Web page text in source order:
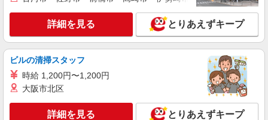
コンパスグループ・ジャパン株式会社 21817_p
調理師【アルバイト・パート】
時給1,600円以上 試用期間中 時給1,600円以上
(試用期間2ヶ月) 残業が発生した場合、残業代を1
分単位で別途支給します。
碧山小学校・明保中学校 （東京都西東京市中
キープ 詳細を見る
詳細を見る とりあえずキープ
ビルの清掃スタッフ
時給 1,200円〜1,200円
大阪市北区
詳細を見る とりあえずキープ